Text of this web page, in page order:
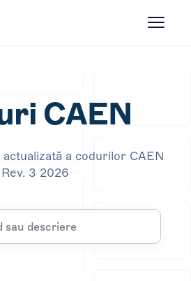
CAEN
a codurilor CAEN
Rev. 3 2026